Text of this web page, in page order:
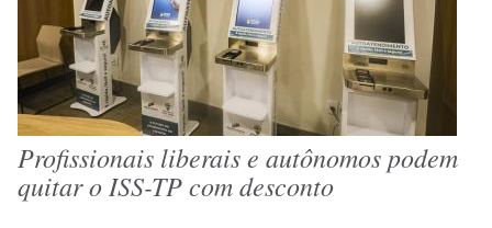
Profissionais liberais e autônomos podem
quitar o ISS-TP com desconto